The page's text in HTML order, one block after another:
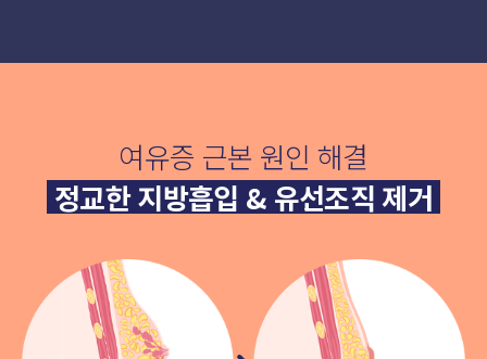
여유증 근본 원인 해결
정교한 지방흡입 & 유선조직 제거